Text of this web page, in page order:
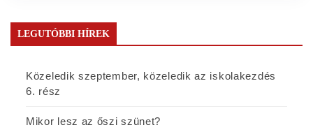
LEGUTÓBBI HÍREK
Közeledik szeptember, közeledik az iskolakezdés
6. rész
Mikor lesz az őszi szünet?